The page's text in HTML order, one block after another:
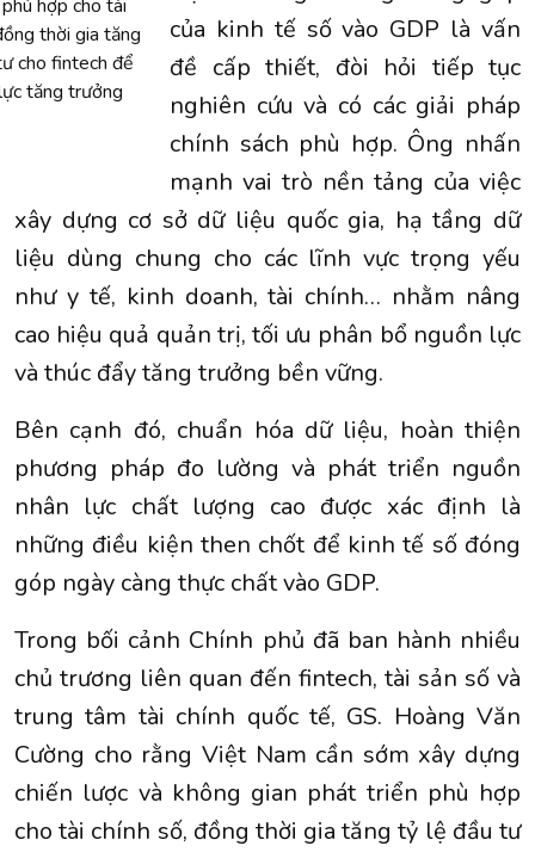
hợp cho tài
thời gia tăng
cho fintech để
tăng trưởng
của kinh tế số vào GDP là vấn
đề cấp thiết, đòi hỏi tiếp tục
nghiên cứu và có các giải pháp
chính sách phù hợp. Ông nhấn
mạnh vai trò nền tảng của việc
xây dựng cơ sở dữ liệu quốc gia, hạ tầng dữ
liệu dùng chung cho các lĩnh vực trọng yếu
như y tế, kinh doanh, tài chính… nhằm nâng
cao hiệu quả quản trị, tối ưu phân bổ nguồn lực
và thúc đẩy tăng trưởng bền vững.
Bên cạnh đó, chuẩn hóa dữ liệu, hoàn thiện
phương pháp đo lường và phát triển nguồn
nhân lực chất lượng cao được xác định là
những điều kiện then chốt để kinh tế số đóng
góp ngày càng thực chất vào GDP.
Trong bối cảnh Chính phủ đã ban hành nhiều
chủ trương liên quan đến fintech, tài sản số và
trung tâm tài chính quốc tế, GS. Hoàng Văn
Cường cho rằng Việt Nam cần sớm xây dựng
chiến lược và không gian phát triển phù hợp
cho tài chính số, đồng thời gia tăng tỷ lệ đầu tư